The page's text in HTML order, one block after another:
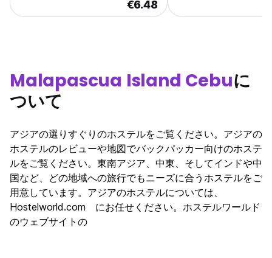
€6.48
Malapascua Island Cebuに
ついて
アジアの選りすぐりのホステルをご覧ください。アジアの
ホステルのレビューや地図でバックパッカー向けのホステ
ルをご覧ください。東南アジア、中東、そしてインドや中
国など、どの地域への旅行でもニーズに合うホステルをご
用意しています。アジアのホステルについては、
Hostelworld.com にお任せください。ホステルワールド
のウェブサイトの